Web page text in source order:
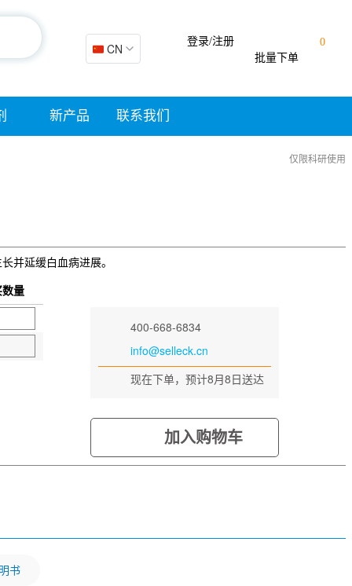
🇨🇳 CN
0
批量下单
登录/注册
新产品 联系我们
仅限科研使用
并延缓白血病进展。
量
400-668-6834
info@selleck.cn
现在下单，预计8月8日送达
加入购物车
书